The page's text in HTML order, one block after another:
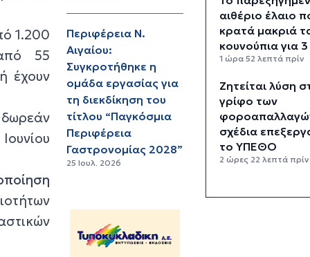
1.200
55
έχουν
Περιφέρεια Ν.
Αιγαίου:
Συγκροτήθηκε η
ομάδα εργασίας για
τη διεκδίκηση του
τίτλου “Παγκόσμια
Περιφέρεια
Γαστρονομίας 2028”
25 Ιουλ. 2026
αιθέριο έλαιο
κρατά μακριά
κουνούπια για
1 ώρα 52 λεπτά πρίν
Ζητείται λύση
γρίφο των
σχέδια
το ΥΠΕΘΟ
2 ώρες 22 λεπτά πρίν
Πάρου για τη